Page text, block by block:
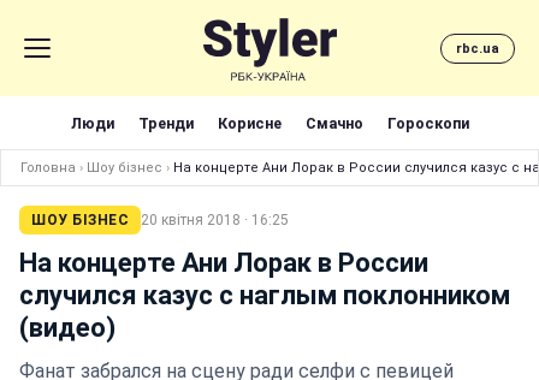
rbc.ua
Люди Тренди Корисне Смачно Гороскопи
Головна › Шоу бізнес › На концерте Ани Лорак в России случился казус с
ШОУ БІЗНЕС 20 квітня 2018 · 16:25
На концерте Ани Лорак в России
случился казус с наглым поклонником
(видео)
Фанат забрался на сцену ради селфи с певицей